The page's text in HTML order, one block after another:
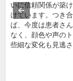
いに信頼関係が築
けています。つき
ば、今度は患者さ
なく、顔色や声の
些細な変化も見逃